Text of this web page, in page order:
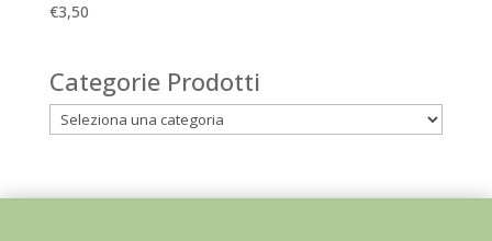
€3,50
Categorie Prodotti